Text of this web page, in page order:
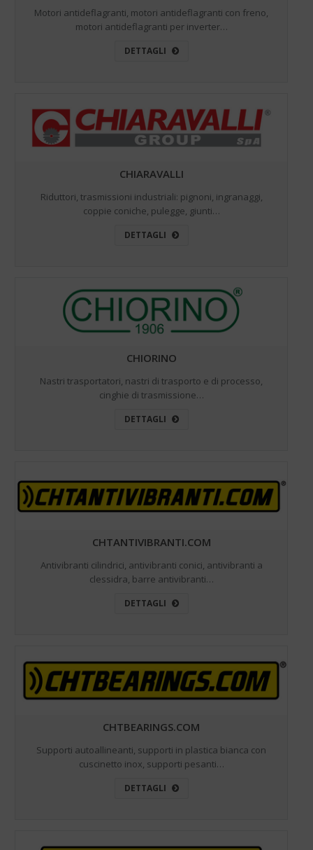
Motori antideflagranti, motori antideflagranti con freno,
motori antideflagranti per inverter…
DETTAGLI
CHIARAVALLI
Riduttori, trasmissioni industriali: pignoni, ingranaggi,
coppie coniche, pulegge, giunti…
DETTAGLI
CHIORINO
Nastri trasportatori, nastri di trasporto e di processo,
cinghie di trasmissione…
DETTAGLI
CHTANTIVIBRANTI.COM
Antivibranti cilindrici, antivibranti conici, antivibranti a
clessidra, barre antivibranti…
DETTAGLI
CHTBEARINGS.COM
Supporti autoallineanti, supporti in plastica bianca con
cuscinetto inox, supporti pesanti…
DETTAGLI